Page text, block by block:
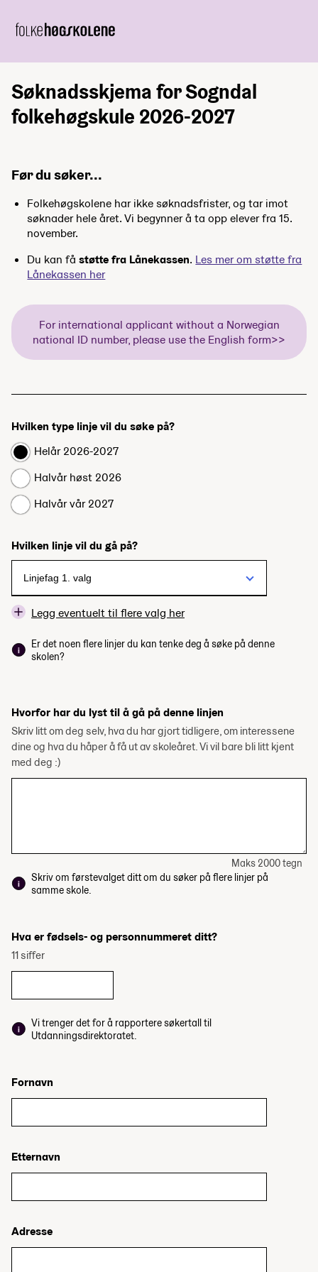
Søknadsskjema for Sogndal
folkehøgskule 2026-2027
Før du søker...
Folkehøgskolene har ikke søknadsfrister, og tar imot
søknader hele året. Vi begynner å ta opp elever fra 15.
november.
Du kan fåstøtte fra Lånekassen. Les mer om støtte fra
Lånekassen her
For international applicant without a Norwegian
national ID number, please use the English form>>
Hvilken type linje vil du søke på?
Helår 2026-2027
Halvår høst 2026
Halvår vår 2027
Hvilken linje vil du gå på?
Legg eventuelt til flere valg her
Er det noen flere linjer du kan tenke deg å søke på denne
skolen?
Hvorfor har du lyst til å gå på denne linjen
Skriv litt om deg selv, hva du har gjort tidligere, om interessene
dine og hva du håper å få ut av skoleåret. Vi vil bare bli litt kjent
med deg :)
Maks 2000 tegn
Skriv om førstevalget ditt om du søker på flere linjer på
samme skole.
Hva er fødsels- og personnummeret ditt?
11 siffer
Vi trenger det for å rapportere søkertall til
Utdanningsdirektoratet.
Fornavn
Etternavn
Adresse